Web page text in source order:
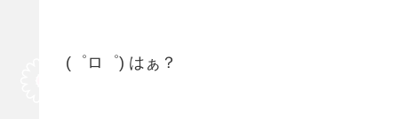
(゜ロ゜) はぁ？